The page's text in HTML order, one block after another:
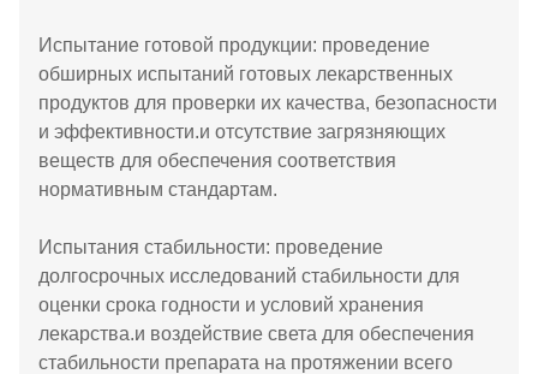
Испытание готовой продукции: проведение
обширных испытаний готовых лекарственных
продуктов для проверки их качества, безопасности
и эффективности.и отсутствие загрязняющих
веществ для обеспечения соответствия
нормативным стандартам.
Испытания стабильности: проведение
долгосрочных исследований стабильности для
оценки срока годности и условий хранения
лекарства.и воздействие света для обеспечения
стабильности препарата на протяжении всего